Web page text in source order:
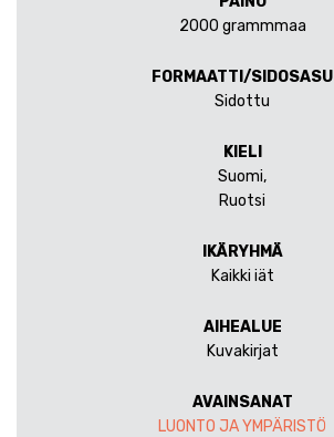
2000 grammmaa
FORMAATTI/SIDOSASU
Sidottu
KIELI
Suomi,
Ruotsi
IKÄRYHMÄ
Kaikki iät
AIHEALUE
Kuvakirjat
AVAINSANAT
LUONTO JA YMPÄRISTÖ